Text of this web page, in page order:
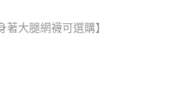
著大腿網襪可選購】